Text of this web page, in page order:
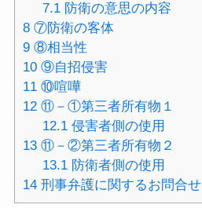
7.1 防衛の意思の内容
8⑦防衛の客体
9⑧相当性
10⑨自招侵害
11⑩喧嘩
12⑪－①第三者所有物１
12.1 侵害者側の使用
13⑪－②第三者所有物２
13.1 防衛者側の使用
14刑事弁護に関するお問合せ